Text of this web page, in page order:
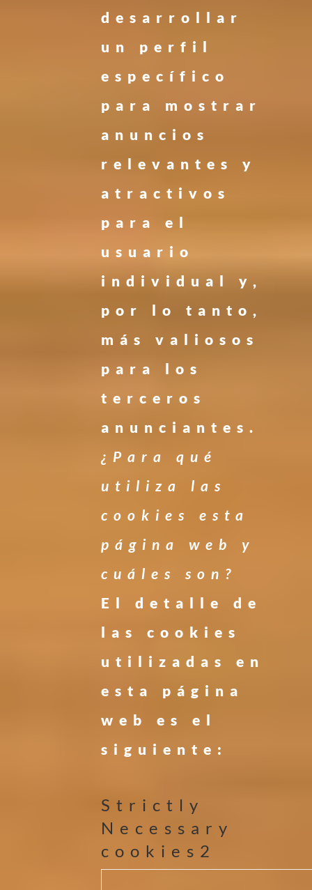
desarrollar
un perfil
específico
para mostrar
anuncios
relevantes y
atractivos
para el
usuario
individual y,
por lo tanto,
más valiosos
para los
terceros
anunciantes.
¿Para qué
utiliza las
cookies esta
página web y
cuáles son?
El detalle de
las cookies
utilizadas en
esta página
web es el
siguiente:
Strictly
Necessary
cookies 2